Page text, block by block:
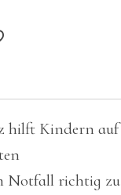
hilft Kindern auf
Notfall richtig zu